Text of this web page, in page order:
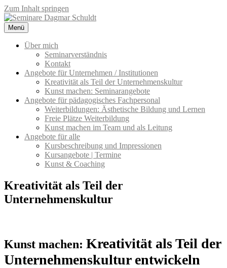
Zum Inhalt springen
Seminare Dagmar Schuldt
Seminarangebote für Unternehmen und pädagogisches Fachpersonal
– Kreativität & Kommunikation
Menü
Über mich
Seminarverständnis
Kontakt
Angebote für Unternehmen / Institutionen
Kreativität als Teil der Unternehmenskultur
Kunst machen: Seminarangebote
Angebote für pädagogisches Fachpersonal
Weiterbildungen: Ästhetische Bildung und Lernen
Freie Plätze Weiterbildung
Kunst machen im Team und als Leitung
Angebote für alle
Kursbeschreibung und Impressionen
Kursangebote | Termine
Kunst & Coaching
Kreativität als Teil der
Unternehmenskultur
Kunst machen: Kreativität als Teil der
Unternehmenskultur entwickeln